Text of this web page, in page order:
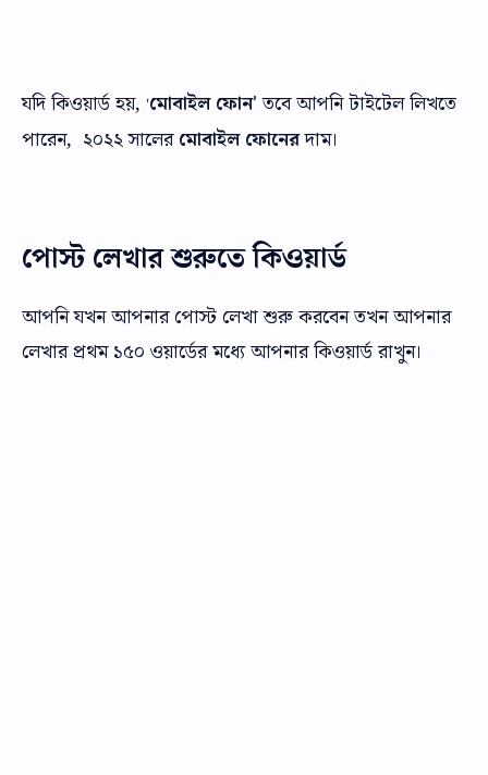
যদি কিওয়ার্ড হয়, 'মোবাইল ফোন' তবে আপনি টাইটেল লিখতে
পারেন, ২০২২ সালের মোবাইল ফোনেরদাম।
পোস্ট লেখার শুরুতে কিওয়ার্ড
আপনি যখন আপনার পোস্ট লেখা শুরু করবেন তখন আপনার
লেখার প্রথম ১৫০ ওয়ার্ডের মধ্যে আপনার কিওয়ার্ড রাখুন।